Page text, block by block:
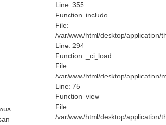
Line: 355
Function: include
File:
/var/www/html/desktop/application/
Line: 294
Function: _ci_load
File:
/var/www/html/desktop/application/
Line: 75
Function: view
File:
/var/www/html/desktop/application/